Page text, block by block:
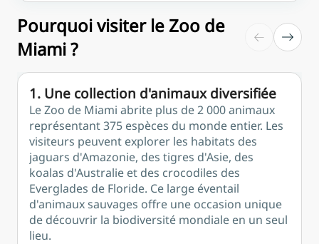
de la flore par le biais de
nombreux projets mondiaux
et d'initiatives éducatives.
découvrir des expositions
interactives comme le
Conservation Action Center,
profiter de visites guidées
en tramway et participer à
des événements spéciaux
tout au long de l'année, ce
qui en fait une destination
de choix pour les familles,
les éducateurs et les
passionnés de faune et de
Pourquoi visiter le Zoo de
Miami ?
1. Une collection d'animaux diversifiée
Le Zoo de Miami abrite plus de 2 000 animaux
représentant 375 espèces du monde entier. Les
visiteurs peuvent explorer les habitats des
jaguars d'Amazonie, des tigres d'Asie, des
koalas d'Australie et des crocodiles des
Everglades de Floride. Ce large éventail
d'animaux sauvages offre une occasion unique
de découvrir la biodiversité mondiale en un seul
lieu.